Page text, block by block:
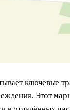
ключевые
Этот